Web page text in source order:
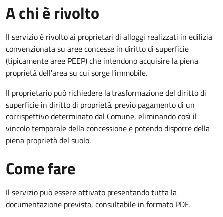
A chi è rivolto
Il servizio è rivolto ai proprietari di alloggi realizzati in edilizia
convenzionata su aree concesse in diritto di superficie
(tipicamente aree PEEP) che intendono acquisire la piena
proprietà dell'area su cui sorge l'immobile.
Il proprietario può richiedere la trasformazione del diritto di
superficie in diritto di proprietà, previo pagamento di un
corrispettivo determinato dal Comune, eliminando così il
vincolo temporale della concessione e potendo disporre della
piena proprietà del suolo.
Come fare
Il servizio può essere attivato presentando tutta la
documentazione prevista, consultabile in formato PDF.